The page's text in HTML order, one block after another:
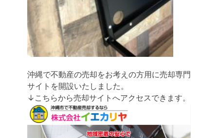
沖縄で不動産の売却をお考えの方用に売却専門
サイトを開設いたしました。
↓こちらから売却サイトへアクセスできます。